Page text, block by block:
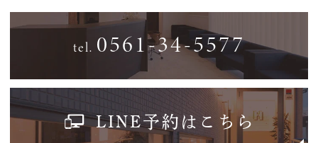
tel. 0561-34-5577
LINE予約はこちら